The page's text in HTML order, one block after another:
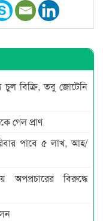
বিক্রি, তবু জোটেনি
গেল প্রাণ
পাবে ৫ লাখ, আহ/
বিরুদ্ধে